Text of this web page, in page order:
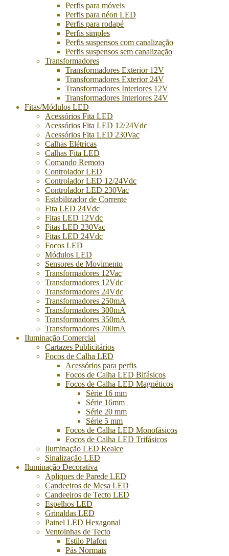
Perfis para móveis
Perfis para néon LED
Perfis para rodapé
Perfis simples
Perfis suspensos com canalização
Perfis suspensos sem canalização
Transformadores
Transformadores Exterior 12V
Transformadores Exterior 24V
Transformadores Interiores 12V
Transformadores Interiores 24V
Fitas/Módulos LED
Acessórios Fita LED
Acessórios Fita LED 12/24Vdc
Acessórios Fita LED 230Vac
Calhas Elétricas
Calhas Fita LED
Comando Remoto
Controlador LED
Controlador LED 12/24Vdc
Controlador LED 230Vac
Estabilizador de Corrente
Fita LED 24Vdc
Fitas LED 12Vdc
Fitas LED 230Vac
Fitas LED 24Vdc
Focos LED
Módulos LED
Sensores de Movimento
Transformadores 12Vac
Transformadores 12Vdc
Transformadores 24Vdc
Transformadores 250mA
Transformadores 300mA
Transformadores 350mA
Transformadores 700mA
Iluminação Comercial
Cartazes Publicitários
Focos de Calha LED
Acessórios para perfis
Focos de Calha LED Bifásicos
Focos de Calha LED Magnéticos
Série 16 mm
Série 16mm
Série 20 mm
Série 5 mm
Focos de Calha LED Monofásicos
Focos de Calha LED Trifásicos
Iluminação LED Realce
Sinalização LED
Iluminação Decorativa
Apliques de Parede LED
Candeeiros de Mesa LED
Candeeiros de Tecto LED
Espelhos LED
Grinaldas LED
Painel LED Hexagonal
Ventoinhas de Tecto
Estilo Plafon
Pás Normais